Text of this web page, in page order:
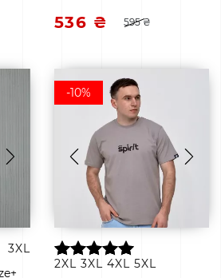
536 ₴ 595 ₴
3XL
-10%
2XL 3XL 4XL 5XL